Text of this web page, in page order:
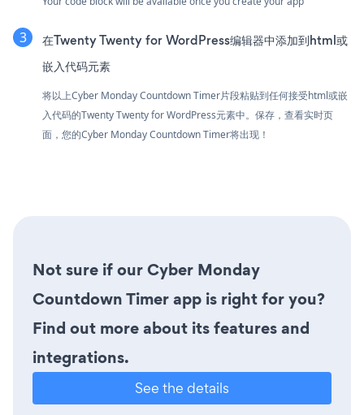
在Twenty Twenty for WordPress编辑器中添加到html或
嵌入代码元素
将以上Cyber Monday Countdown Timer片段粘贴到任何接受html或嵌
入代码的Twenty Twenty for WordPress元素中。保存，查看实时页
面，您的Cyber Monday Countdown Timer将出现！
Not sure if our Cyber Monday
Countdown Timer app is right for you?
Find out more about its features and
integrations.
See the details